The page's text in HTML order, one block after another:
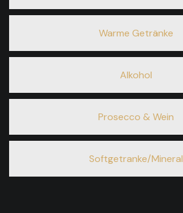
Warme Getränke
Alkohol
Prosecco & Wein
Softgetranke/Mineral